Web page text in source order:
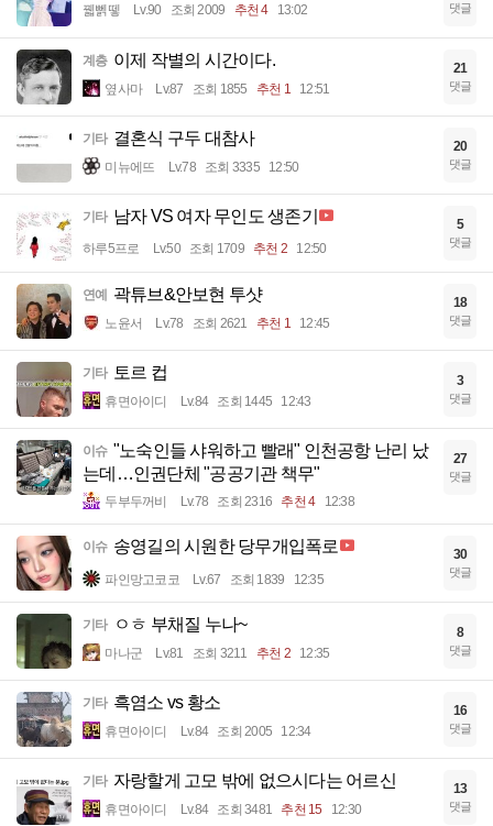
꿻뻵뗗 Lv.90 조회 2009 추천 4 13:02 댓글
계층 이제 작별의 시간이다.
옆사마 Lv.87 조회 1855 추천 1 12:51
21
댓글
기타 결혼식 구두 대참사
미뉴에뜨 Lv.78 조회 3335 12:50
20
댓글
기타 남자 VS 여자 무인도 생존기
하루5프로 Lv.50 조회 1709 추천 2 12:50
5
댓글
연예 곽튜브&안보현 투샷
노윤서 Lv.78 조회 2621 추천 1 12:45
18
댓글
기타 토르 컵
휴면아이디 Lv.84 조회 1445 12:43
3
댓글
이슈 "노숙인들 샤워하고 빨래" 인천공항 난리 났
는데…인권단체 "공공기관 책무"
두부두꺼비 Lv.78 조회 2316 추천 4 12:38
27
댓글
이슈 송영길의 시원한 당무개입폭로
파인망고코코 Lv.67 조회 1839 12:35
30
댓글
기타 ㅇㅎ 부채질 누나~
마나군 Lv.81 조회 3211 추천 2 12:35
8
댓글
기타 흑염소 vs 황소
휴면아이디 Lv.84 조회 2005 12:34
16
댓글
기타 자랑할게 고모 밖에 없으시다는 어르신
휴면아이디 Lv.84 조회 3481 추천 15 12:30
13
댓글